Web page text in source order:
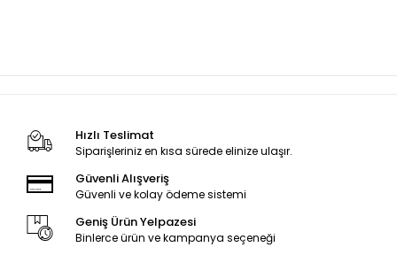
Hızlı Teslimat
Siparişleriniz en kısa sürede elinize ulaşır.
Güvenli Alışveriş
Güvenli ve kolay ödeme sistemi
Geniş Ürün Yelpazesi
Binlerce ürün ve kampanya seçeneği